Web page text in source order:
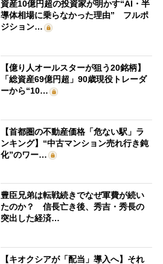
資産10億円超の投資家が明かす“AI・半
導体相場に乗らなかった理由” フルポ
ジション…
【億り人オールスターが狙う20銘柄】
「総資産69億円超」90歳現役トレーダ
ーから“10…
【首都圏の不動産価格「危ない駅」ラ
ンキング】“中古マンション売れ行き鈍
化”のワー…
豊臣兄弟は転戦続きでなぜ軍費が続い
たのか？ 信長亡き後、秀吉・秀長の
突出した経済…
【キオクシアが「配当」導入へ】それ